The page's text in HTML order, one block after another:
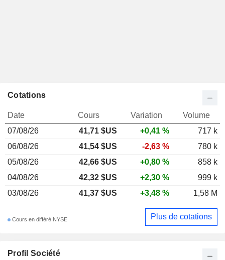
Profil Société
Cotations
Date Cours Variation
Volume
07/08/26
41,71 $US +0,41 %
717 k
06/08/26
41,54 $US -2,63 %
780 k
05/08/26
42,66 $US +0,80 %
858 k
04/08/26
42,32 $US +2,30 %
999 k
03/08/26
41,37 $US +3,48 % 1,58 M
Cours en différé NYSE Plus de cotations